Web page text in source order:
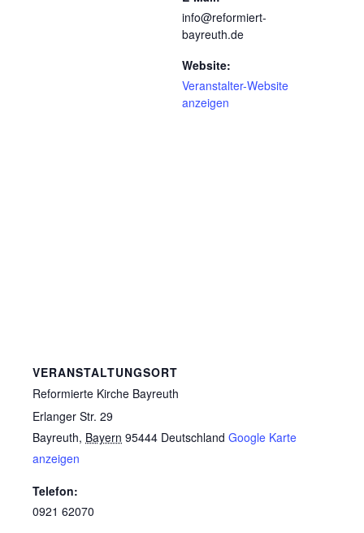
info@reformiert-
bayreuth.de
Website:
Veranstalter-Website
anzeigen
VERANSTALTUNGSORT
Reformierte Kirche Bayreuth
Erlanger Str. 29
Bayreuth, Bayern 95444 Deutschland Google Karte
anzeigen
Telefon:
0921 62070